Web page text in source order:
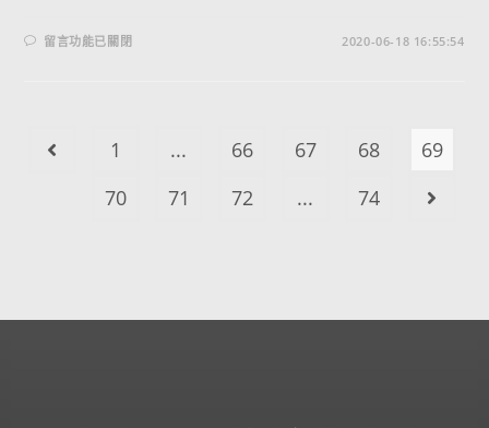
留言功能已關閉 2020-06-18 16:55:54
1 ... 66 67 68
69
70
71 72 ... 74